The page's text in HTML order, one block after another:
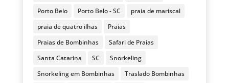
Porto Belo
Porto Belo - SC
praia de mariscal
praia de quatro ilhas
Praias
Praias de Bombinhas
Safari de Praias
Santa Catarina
SC
Snorkeling
Snorkeling em Bombinhas
Traslado Bombinhas